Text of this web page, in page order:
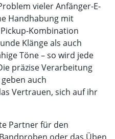
vieler Anfänger-E-
Handhabung mit
Kombination
Klänge als auch
Töne – so wird jede
präzise Verarbeitung
auch
Vertrauen, sich auf ihr
Partner für den